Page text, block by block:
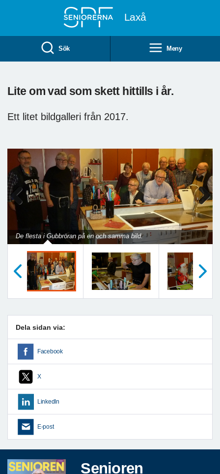
Laxå
Sök Meny
Lite om vad som skett hittills i år.
Ett litet bildgalleri från 2017.
De flesta i Gubbröran på en och samma bild.
Previous Next
Dela sidan via:
Facebook
X
LinkedIn
E-post
Senioren